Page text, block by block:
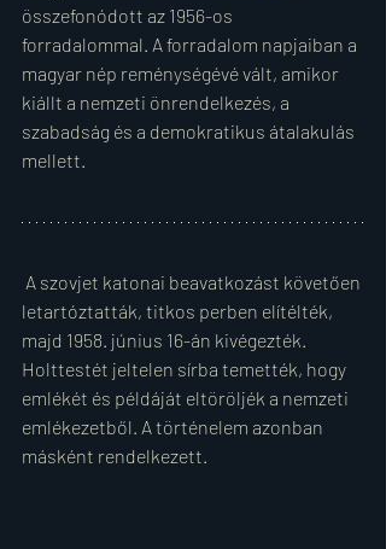
összefonódott az 1956-os
forradalommal. A forradalom napjaiban a
magyar nép reménységévé vált, amikor
kiállt a nemzeti önrendelkezés, a
szabadság és a demokratikus átalakulás
mellett.
letartóztatták, titkos perben elítélték,
majd 1958. június 16-án kivégezték.
Holttestét jeltelen sírba temették, hogy
emlékét és példáját eltöröljék a nemzeti
emlékezetből. A történelem azonban
másként rendelkezett.